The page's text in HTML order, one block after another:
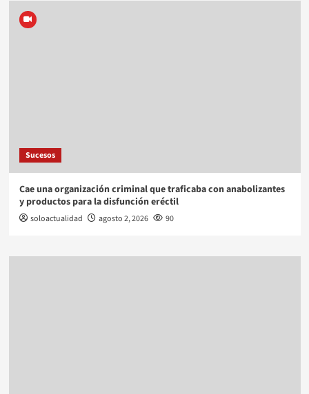
Sucesos
Cae una organización criminal que traficaba con anabolizantes
y productos para la disfunción eréctil
soloactualidad agosto 2, 2026 90